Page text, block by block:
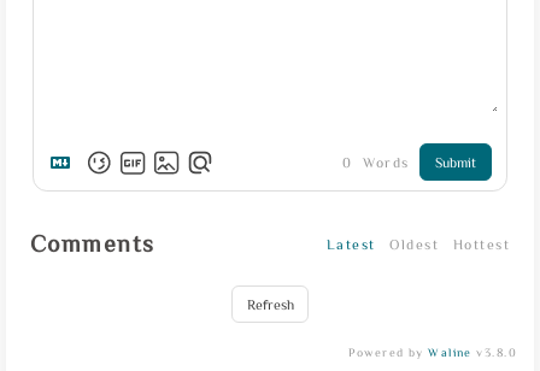
0 Words Submit
Comments Latest Oldest Hottest
Refresh
Powered byWaline v3.8.0